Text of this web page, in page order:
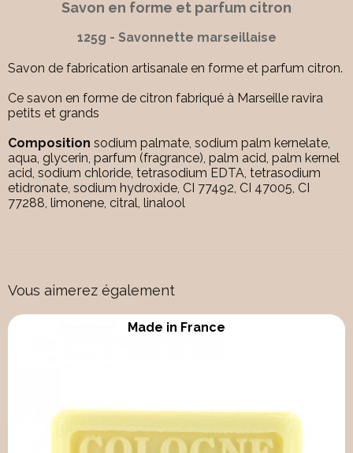
Savon en forme et parfum citron
125g - Savonnette marseillaise
Savon de fabrication artisanale en forme et parfum citron.
Ce savon en forme de citron fabriqué à Marseille ravira
petits et grands
Composition sodium palmate, sodium palm kernelate,
aqua, glycerin, parfum (fragrance), palm acid, palm kernel
acid, sodium chloride, tetrasodium EDTA, tetrasodium
etidronate, sodium hydroxide, CI 77492, CI 47005, CI
77288, limonene, citral, linalool
Vous aimerez également
Made in France